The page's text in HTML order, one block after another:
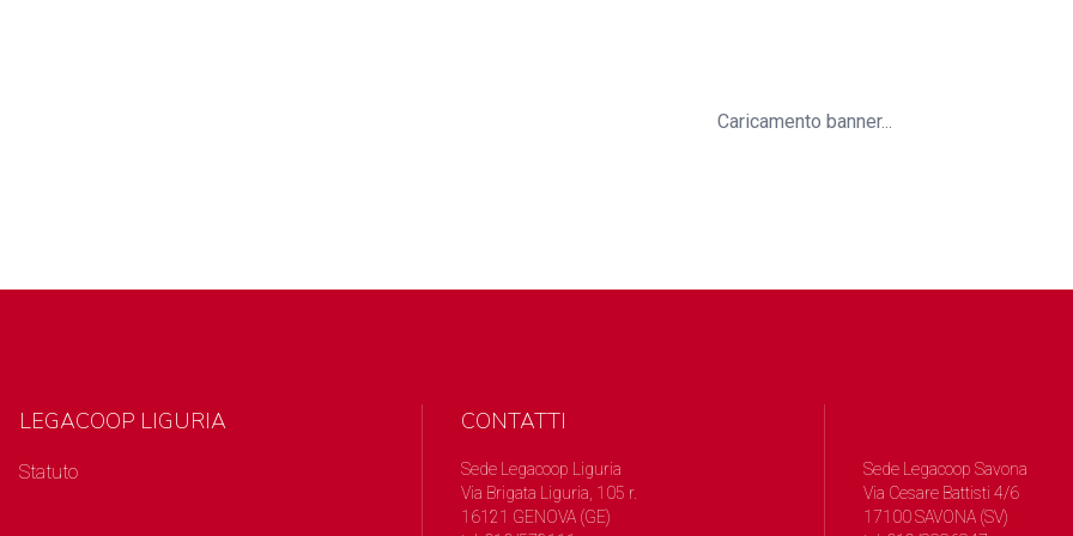
Caricamento banner...
LEGACOOP LIGURIA
Statuto
CONTATTI
Sede Legacoop Liguria
Via Brigata Liguria, 105 r.
16121 GENOVA (GE)
Sede Legacoop Savona
Via Cesare Battisti 4/6
17100 SAVONA (SV)